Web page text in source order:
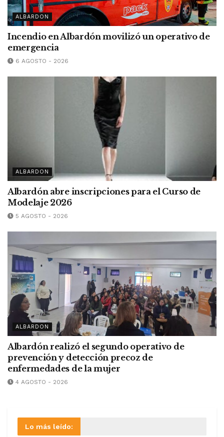
ALBARDON
Incendio en Albardón movilizó un operativo de
emergencia
6 AGOSTO - 2026
ALBARDON
Albardón abre inscripciones para el Curso de
Modelaje 2026
5 AGOSTO - 2026
ALBARDON
Albardón realizó el segundo operativo de
prevención y detección precoz de
enfermedades de la mujer
4 AGOSTO - 2026
Lo más leído: